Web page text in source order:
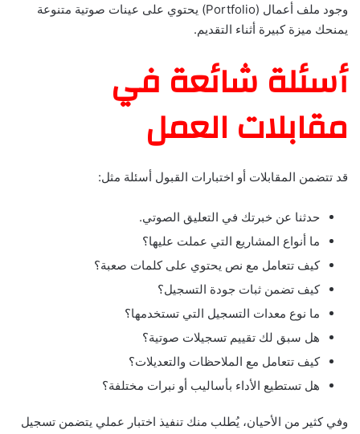
وجود ملف أعمال (Portfolio) يحتوي على عينات صوتية متنوعة
يمنحك ميزة كبيرة أثناء التقديم.
أسئلة شائعة في
مقابلات العمل
قد تتضمن المقابلات أو اختبارات القبول أسئلة مثل:
حدثنا عن خبرتك في التعليق الصوتي.
ما أنواع المشاريع التي عملت عليها؟
كيف تتعامل مع نص يحتوي على كلمات صعبة؟
كيف تضمن ثبات جودة التسجيل؟
ما نوع معدات التسجيل التي تستخدمها؟
هل سبق لك تقييم تسجيلات صوتية؟
كيف تتعامل مع الملاحظات والتعديلات؟
هل تستطيع الأداء بأساليب أو نبرات مختلفة؟
وفي كثير من الأحيان، يُطلب منك تنفيذ اختبار عملي يتضمن تسجيل